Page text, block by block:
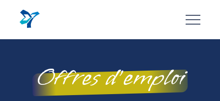
contenu
principal
Offres d’emploi